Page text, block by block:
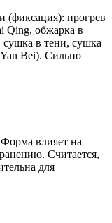
(фиксация): прогрев
Qing, обжарка в
в тени, сушка
Bei). Сильно
влияет на
Считается,
для